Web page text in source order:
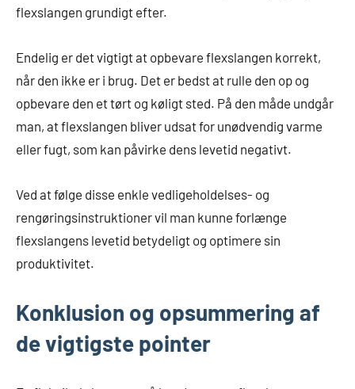
flexslangen grundigt efter.
Endelig er det vigtigt at opbevare flexslangen korrekt,
når den ikke er i brug. Det er bedst at rulle den op og
opbevare den et tørt og køligt sted. På den måde undgår
man, at flexslangen bliver udsat for unødvendig varme
eller fugt, som kan påvirke dens levetid negativt.
Ved at følge disse enkle vedligeholdelses- og
rengøringsinstruktioner vil man kunne forlænge
flexslangens levetid betydeligt og optimere sin
produktivitet.
Konklusion og opsummering af
de vigtigste pointer